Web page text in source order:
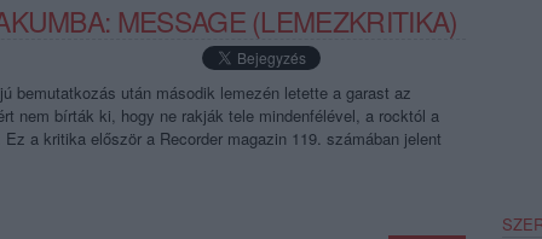
MESSAGE (LEMEZKRITIKA)
bemutatkozás után második lemezén letette a garast az
nem bírták ki, hogy ne rakják tele mindenfélével, a rocktól a
a kritika először a Recorder magazin 119. számában jelent